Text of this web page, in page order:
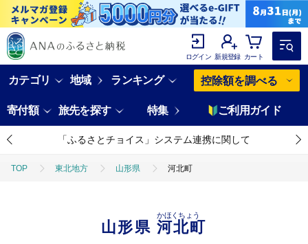
ログイン 新規登録 カート
カテゴリ 地域 ランキング 控除額を調べる
寄付額 旅先を探す 特集 ご利用ガイド
「ふるさとチョイス」システム連携に関して
TOP 東北地方 山形県 河北町
山形県河北町
かほくちょう